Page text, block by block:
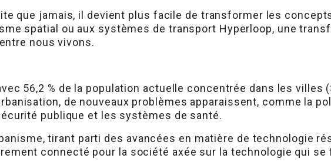
que jamais, il devient plus facile de transformer les
spatial ou aux systèmes de transport Hyperloop, une
nous vivons.
56,2 % de la population actuelle concentrée dans les villes
de nouveaux problèmes apparaissent, comme la
publique et les systèmes de santé.
tirant parti des avancées en matière de technologie
connecté pour la société axée sur la technologie qui se